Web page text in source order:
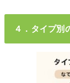
４．タイプ別